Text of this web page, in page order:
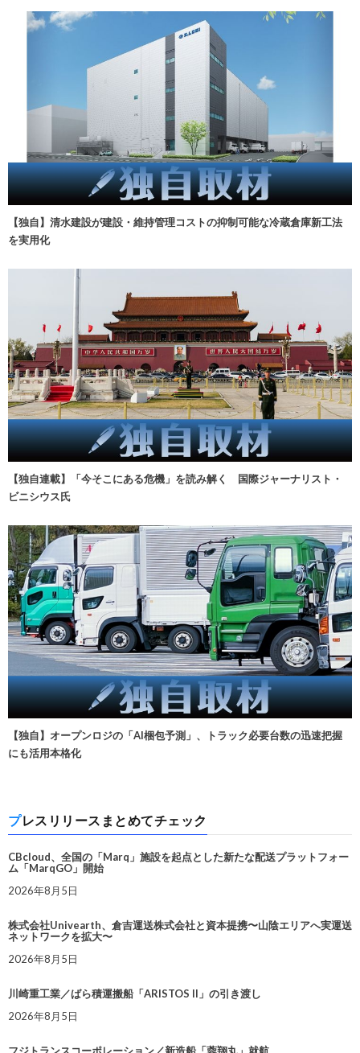
【独自】清水建設が建設・維持管理コストの抑制可能な冷蔵倉庫新工法
を実用化
【独自連載】「今そこにある危機」を読み解く 国際ジャーナリスト・
ビニシウス氏
【独自】オープンロジの「AI梱包予測」、トラック必要台数の迅速把握
にも活用本格化
プレスリリースまとめてチェック
CBcloud、全国の「Marq」施設を起点とした新たな配送プラットフォー
ム「MarqGO」開始
2026年8月5日
株式会社Univearth、倉吉運送株式会社と資本提携〜山陰エリアへ実運送
ネットワークを拡大〜
2026年8月5日
川崎重工業／ばら積運搬船「ARISTOS II」の引き渡し
2026年8月5日